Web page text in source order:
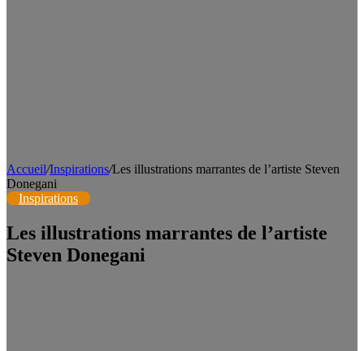
Accueil/Inspirations/Les illustrations marrantes de l’artiste Steven
Donegani
Inspirations
Les illustrations marrantes de l’artiste
Steven Donegani